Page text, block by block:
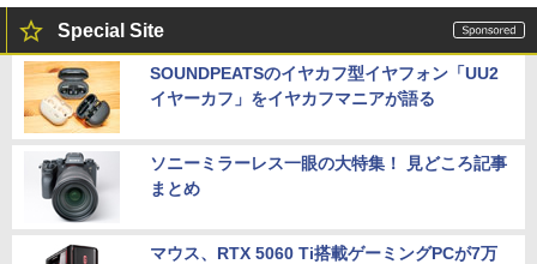
Special Site
SOUNDPEATSのイヤカフ型イヤフォン「UU2
イヤーカフ」をイヤカフマニアが語る
ソニーミラーレス一眼の大特集！ 見どころ記事
まとめ
マウス、RTX 5060 Ti搭載ゲーミングPCが7万